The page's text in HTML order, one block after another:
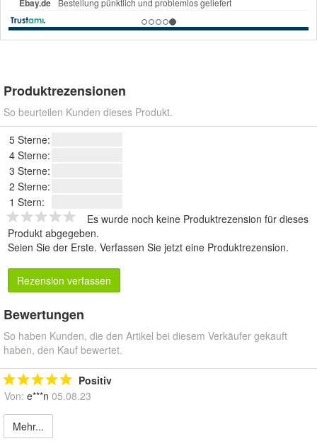
Produktrezensionen
So beurteilen Kunden dieses Produkt.
5 Sterne:
4 Sterne:
3 Sterne:
2 Sterne:
1 Stern:
Es wurde noch keine Produktrezension für dieses
Produkt abgegeben.
Seien Sie der Erste. Verfassen Sie jetzt eine Produktrezension.
Rezension verfassen
Bewertungen
So haben Kunden, die den Artikel bei diesem Verkäufer gekauft
haben, den Kauf bewertet.
Positiv
Von: e***n 05.08.23
Mehr...